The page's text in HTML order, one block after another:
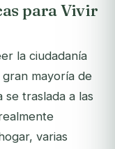
para Vivir
la ciudadanía
mayoría de
se traslada a las
varias